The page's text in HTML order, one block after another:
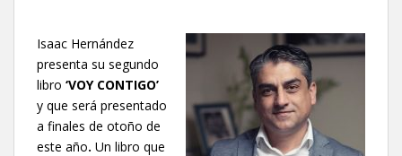
Isaac Hernández
presenta su segundo
libro ‘VOY CONTIGO’
y que será presentado
a finales de otoño de
este año. Un libro que